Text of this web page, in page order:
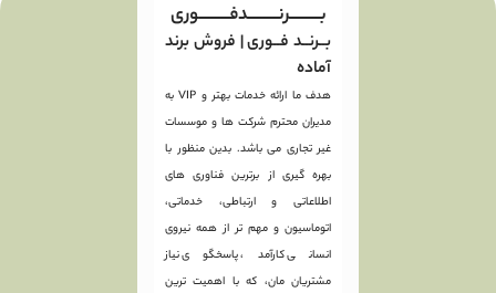
بـــــــــرنـــــــــدفـــــــــوری
بــرنــد فــوری | فروش برند
آماده
هدف ما ارائه خدمات بهتر و VIP به
مدیران محترم شرکت ها و موسسات
غیر تجاری می باشد. بدین منظور با
بهره گیری از برترین فناوری های
اطلاعاتی و ارتباطی، خدماتی،
اتوماسیون و مهم تر از همه نیروی
انسانی کارآمد، پاسخگوی نیاز
مشتریان مان، که با اهمیت ترین